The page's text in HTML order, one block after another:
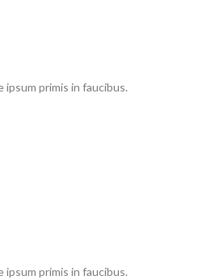
ipsum primis in faucibus.
ipsum primis in faucibus.